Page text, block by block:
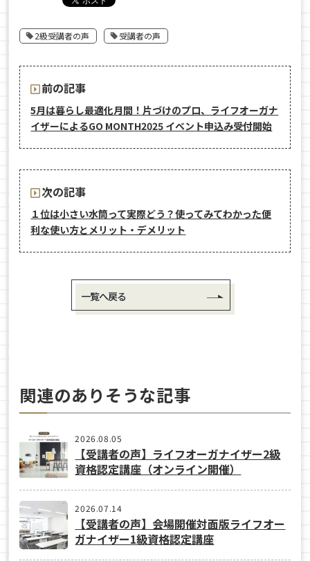
2級受講者の声 受講者の声
前の記事
5月は暮らし最適化月間！片づけのプロ、ライフオーガナ
イザーによるGO MONTH2025 イベント申込み受付開始
次の記事
１位は小さい水筒って実際どう？使ってみてわかった便
利な使い方とメリット・デメリット
一覧へ戻る
関連のありそうな記事
2026.08.05
【受講者の声】ライフオーガナイザー2級
資格認定講座（オンライン開催）
2026.07.14
【受講者の声】会場開催対面版ライフオー
ガナイザー1級資格認定講座